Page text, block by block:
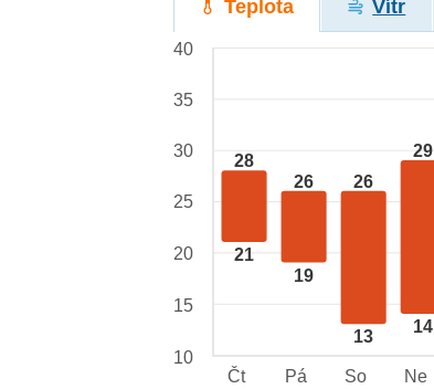
Teplota Vítr
28
21
26
19
26
13
29
14
40
35
30
25
20
15
10
Čt
Pá So Ne